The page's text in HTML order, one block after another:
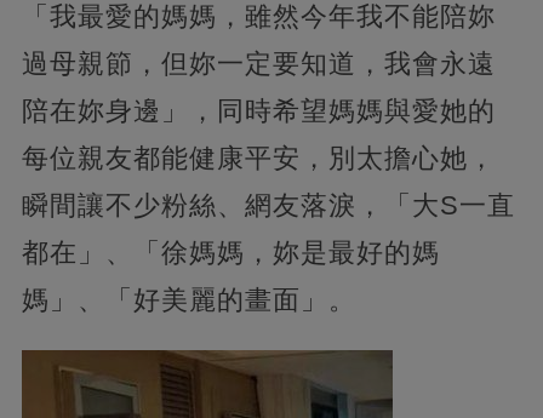
「我最愛的媽媽，雖然今年我不能陪妳
過母親節，但妳一定要知道，我會永遠
陪在妳身邊」，同時希望媽媽與愛她的
每位親友都能健康平安，別太擔心她，
瞬間讓不少粉絲、網友落淚，「大S一直
都在」、「徐媽媽，妳是最好的媽
媽」、「好美麗的畫面」。